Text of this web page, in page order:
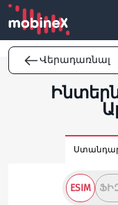
Վերադառնալ
ESIM